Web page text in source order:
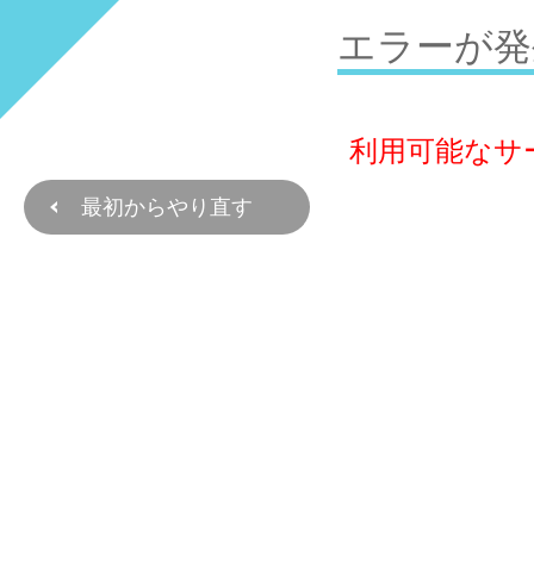
エラーが
利用可能な
最初からやり直す